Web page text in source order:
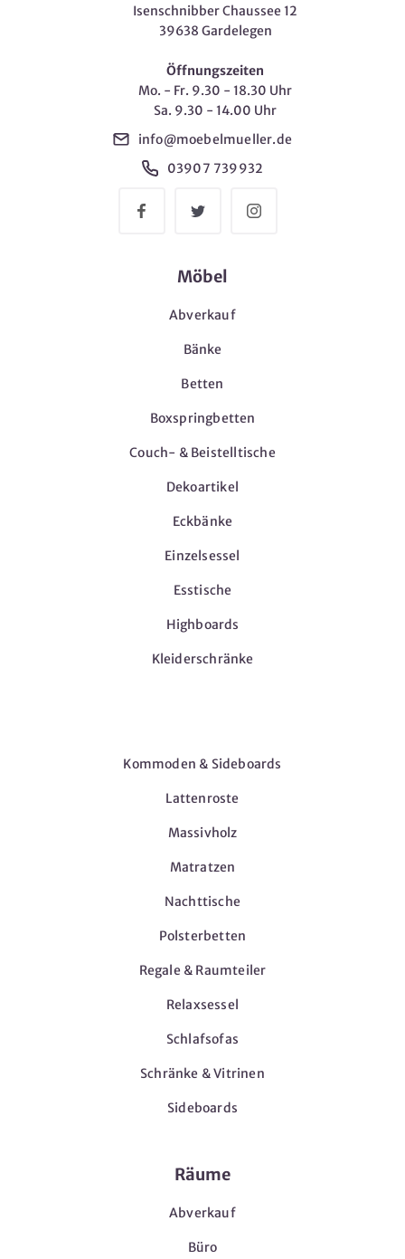
Isenschnibber Chaussee 12
39638 Gardelegen
Öffnungszeiten
Mo. - Fr. 9.30 - 18.30 Uhr
Sa. 9.30 - 14.00 Uhr
info@moebelmueller.de
03907 739932
Möbel
Abverkauf
Bänke
Betten
Boxspringbetten
Couch- & Beistelltische
Dekoartikel
Eckbänke
Einzelsessel
Esstische
Highboards
Kleiderschränke
Kommoden & Sideboards
Lattenroste
Massivholz
Matratzen
Nachttische
Polsterbetten
Regale & Raumteiler
Relaxsessel
Schlafsofas
Schränke & Vitrinen
Sideboards
Räume
Abverkauf
Büro